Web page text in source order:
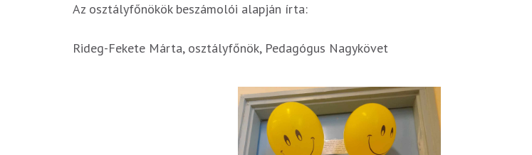
Az osztályfőnökök beszámolói alapján írta:
Rideg-Fekete Márta, osztályfőnök, Pedagógus Nagykövet